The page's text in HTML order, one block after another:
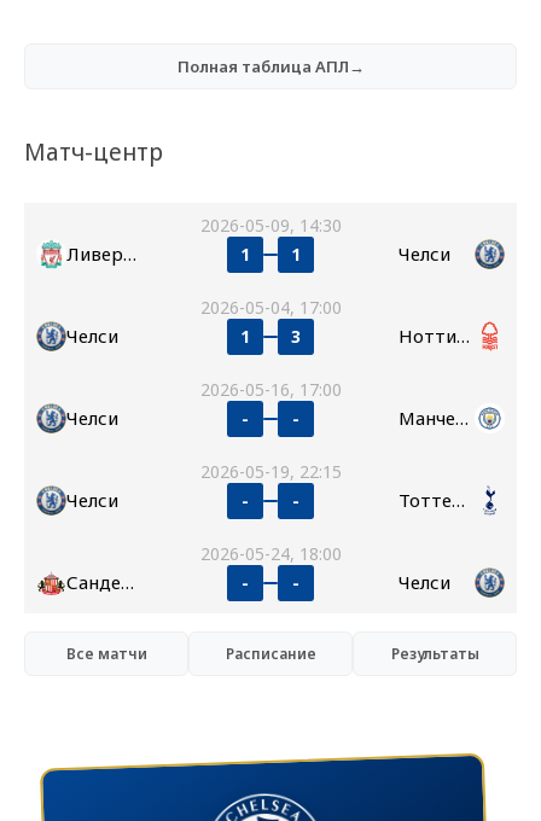
Полная таблица АПЛ→
Матч-центр
2026-05-09, 14:30
Ливерпуль 1 1 Челси
2026-05-04, 17:00
Челси 1 3 Ноттингем Форест
2026-05-16, 17:00
Челси - - Манчестер Сити
2026-05-19, 22:15
Челси - - Тоттенхэм
2026-05-24, 18:00
Сандерленд - - Челси
Все матчи Расписание Результаты